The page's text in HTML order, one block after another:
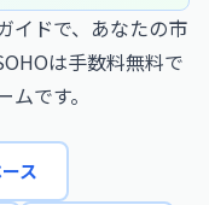
イドで、あなたの市
は手数料無料で
です。
ス